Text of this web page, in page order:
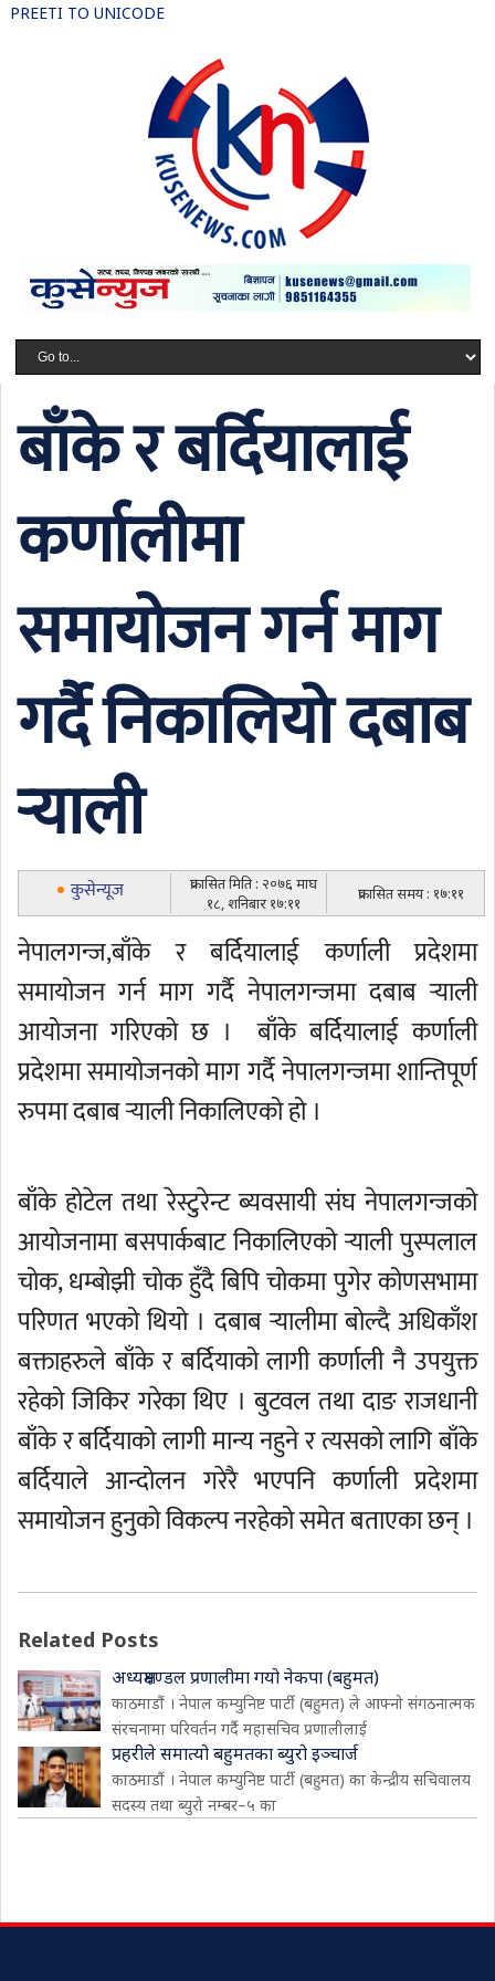
PREETI TO UNICODE
बाँके र बर्दियालाई
कर्णालीमा
समायोजन गर्न माग
गर्दै निकालियो दबाब
र्‍याली
कुसेन्यूज
प्रकासित मिति : २०७६ माघ
१८, शनिबार १७:११
प्रकासित समय : १७:११
नेपालगन्ज,बाँके र बर्दियालाई कर्णाली प्रदेशमा
समायोजन गर्न माग गर्दै नेपालगन्जमा दबाब र्‍याली
आयोजना गरिएको छ । बाँके बर्दियालाई कर्णाली
प्रदेशमा समायोजनको माग गर्दै नेपालगन्जमा शान्तिपूर्ण
रुपमा दबाब र्‍याली निकालिएको हो ।
बाँके होटेल तथा रेस्टुरेन्ट ब्यवसायी संघ नेपालगन्जको
आयोजनामा बसपार्कबाट निकालिएको र्‍याली पुस्पलाल
चोक, धम्बोझी चोक हुँदै बिपि चोकमा पुगेर कोणसभामा
परिणत भएको थियो । दबाब र्‍यालीमा बोल्दै अधिकाँश
बक्ताहरुले बाँके र बर्दियाको लागी कर्णाली नै उपयुक्त
रहेको जिकिर गरेका थिए । बुटवल तथा दाङ राजधानी
बाँके र बर्दियाको लागी मान्य नहुने र त्यसको लागि बाँके
बर्दियाले आन्दोलन गरेरै भएपनि कर्णाली प्रदेशमा
समायोजन हुनुको विकल्प नरहेको समेत बताएका छन् ।
Related Posts
अध्यक्षमण्डल प्रणालीमा गयो नेकपा (बहुमत)
काठमाडौं । नेपाल कम्युनिष्ट पार्टी (बहुमत) ले आफ्नो संगठनात्मक
संरचनामा परिवर्तन गर्दै महासचिव प्रणालीलाई
प्रहरीले समात्यो बहुमतका ब्युरो इञ्चार्ज
काठमाडौं । नेपाल कम्युनिष्ट पार्टी (बहुमत) का केन्द्रीय सचिवालय
सदस्य तथा ब्युरो नम्बर–५ का